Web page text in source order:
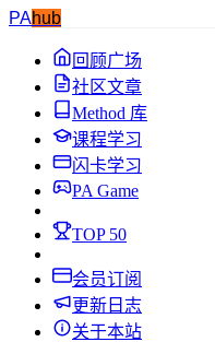
PAhub
回顾广场
社区文章
Method 库
课程学习
闪卡学习
PA Game
TOP 50
会员订阅
更新日志
关于本站